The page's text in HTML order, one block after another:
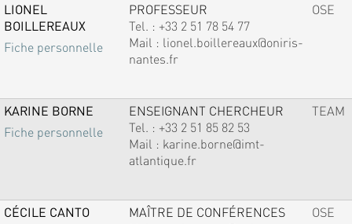
LIONEL
BOILLEREAUX
Fiche personnelle
PROFESSEUR
Tel. : +33 2 51 78 54 77
Mail : lionel.boillereaux@oniris-
nantes.fr
OSE
KARINE BORNE
Fiche personnelle
ENSEIGNANT CHERCHEUR
Tel. : +33 2 51 85 82 53
Mail : karine.borne@imt-
atlantique.fr
TEAM
CÉCILE CANTO
MAÎTRE DE CONFÉRENCES
OSE